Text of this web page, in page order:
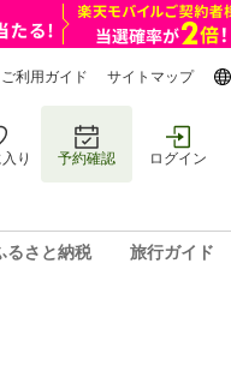
ご利用ガイド サイトマップ
り 予約確認 ログイン
るさと納税 旅行ガイド